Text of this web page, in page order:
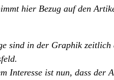
hier Bezug auf den
sind in der Graphik zeitlich
Interesse ist nun, dass der